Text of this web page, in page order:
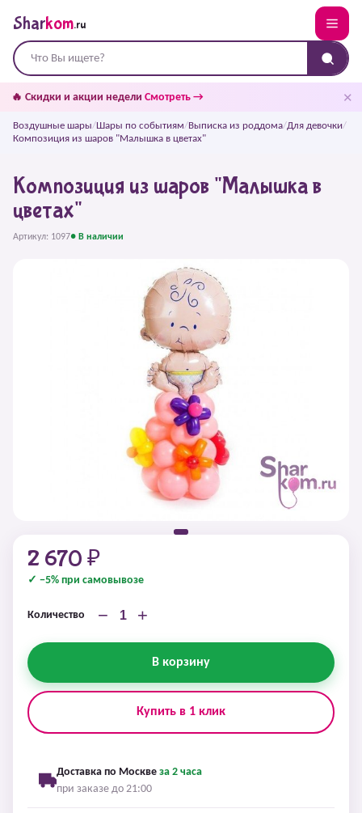
Sharkom.ru
🔥 Скидки и акции недели Смотреть → ✕
Воздушные шары/Шары по событиям/Выписка из роддома/Для девочки/
Композиция из шаров "Малышка в цветах"
Композиция из шаров "Малышка в
цветах"
Артикул: 1097● В наличии
2 670 ₽
✓ −5% при самовывозе
Количество − +
В корзину
Купить в 1 клик
Доставка по Москве за 2 часа
при заказе до 21:00